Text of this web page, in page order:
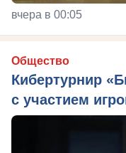
вчера в 00:05
Общество
Кибертурнир
с участием